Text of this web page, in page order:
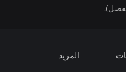
المزيد